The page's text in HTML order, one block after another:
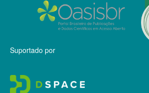
Suportado por